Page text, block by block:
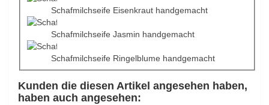
Schafmilchseife Eisenkraut handgemacht
Schafmilchseife Jasmin handgemacht
Schafmilchseife Ringelblume handgemacht
Kunden die diesen Artikel angesehen haben,
haben auch angesehen: